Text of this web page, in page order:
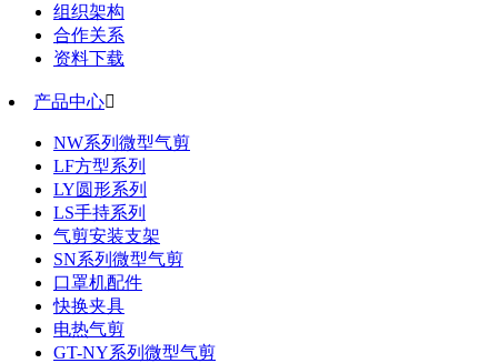
组织架构
合作关系
资料下载
产品中心
NW系列微型气剪
LF方型系列
LY圆形系列
LS手持系列
气剪安装支架
SN系列微型气剪
口罩机配件
快换夹具
电热气剪
GT-NY系列微型气剪